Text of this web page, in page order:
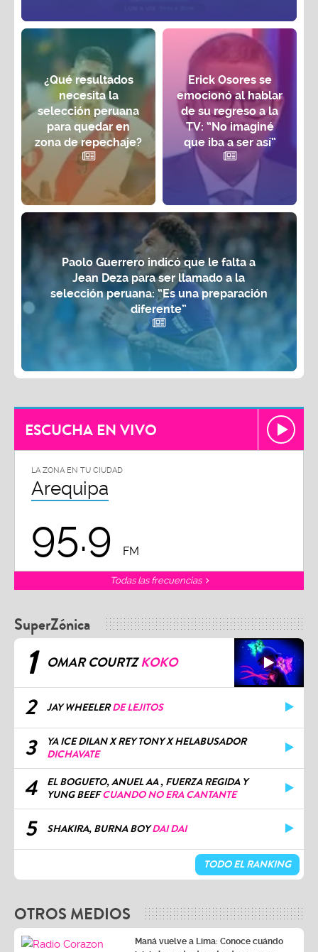
¿Qué resultados
necesita la
selección peruana
para quedar en
zona de repechaje?
Erick Osores se
emocionó al hablar
de su regreso a la
TV: “No imaginé
que iba a ser así”
Paolo Guerrero indicó que le falta a
Jean Deza para ser llamado a la
selección peruana: “Es una preparación
diferente”
ESCUCHA EN VIVO
LA ZONA EN TU CIUDAD
Arequipa
95.9 FM
Todas las frecuencias
SuperZónica
1 OMAR COURTZKOKO
2 JAY WHEELERDE LEJITOS
3
YA ICE DILAN X REY TONY X HELABUSADOR
DICHAVATE
4
EL BOGUETO, ANUEL AA , FUERZA REGIDA Y
YUNG BEEFCUANDO NO ERA CANTANTE
5 SHAKIRA, BURNA BOYDAI DAI
TODO EL RANKING
OTROS MEDIOS
Maná vuelve a Lima: Conoce cuándo